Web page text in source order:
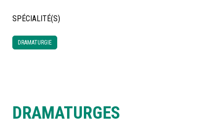
À LA POINTE DE LA PROFESSION
DRAMATURGES
SPÉCIALITÉ(S)
DRAMATURGIE